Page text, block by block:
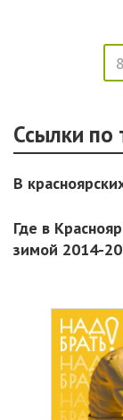
8
Ссылки по
В
Где в
зимой 2014-